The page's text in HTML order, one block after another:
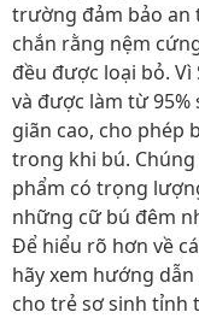
trường đảm bảo an
chắn rằng nệm
đều được loại bỏ.
và được làm từ 95%
giãn cao, cho phép
trong khi bú.
phẩm có trọng
những cữ bú đêm
Để hiểu rõ hơn về
hãy xem hướng
cho trẻ sơ sinh tỉnh